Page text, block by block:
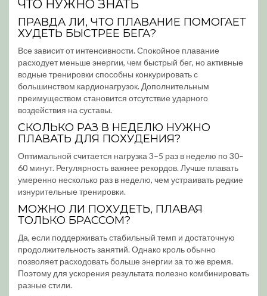
ЧТО НУЖНО ЗНАТЬ
ПРАВДА ЛИ, ЧТО ПЛАВАНИЕ ПОМОГАЕТ
ХУДЕТЬ БЫСТРЕЕ БЕГА?
Все зависит от интенсивности. Спокойное плавание
расходует меньше энергии, чем быстрый бег, но активные
водные тренировки способны конкурировать с
большинством кардионагрузок. Дополнительным
преимуществом становится отсутствие ударного
воздействия на суставы.
СКОЛЬКО РАЗ В НЕДЕЛЮ НУЖНО
ПЛАВАТЬ ДЛЯ ПОХУДЕНИЯ?
Оптимальной считается нагрузка 3–5 раз в неделю по 30–
60 минут. Регулярность важнее рекордов. Лучше плавать
умеренно несколько раз в неделю, чем устраивать редкие
изнурительные тренировки.
МОЖНО ЛИ ПОХУДЕТЬ, ПЛАВАЯ
ТОЛЬКО БРАССОМ?
Да, если поддерживать стабильный темп и достаточную
продолжительность занятий. Однако кроль обычно
позволяет расходовать больше энергии за то же время.
Поэтому для ускорения результата полезно комбинировать
разные стили.